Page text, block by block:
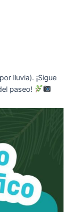
lluvia). ¡Sigue
paseo!